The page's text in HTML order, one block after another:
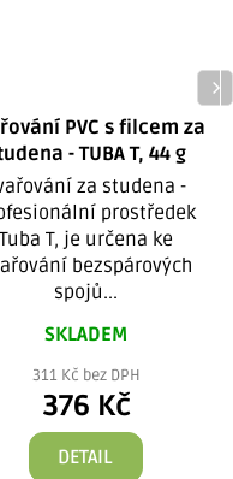
PVC s filcem za
- TUBA T, 44 g
za studena -
prostředek
Tuba T, je určena ke
bezspárových
spojů...
SKLADEM
311 Kč bez DPH
376 Kč
DETAIL